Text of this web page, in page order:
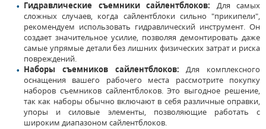
Гидравлические съемники сайлентблоков: Для самых
сложных случаев, когда сайлентблоки сильно "прикипели",
рекомендуем использовать гидравлический инструмент. Он
создает значительное усилие, позволяя демонтировать даже
самые упрямые детали без лишних физических затрат и риска
повреждений.
Наборы съемников сайлентблоков: Для комплексного
оснащения вашего рабочего места рассмотрите покупку
наборов съемников сайлентблоков. Это выгодное решение,
так как наборы обычно включают в себя различные оправки,
упоры и силовые элементы, позволяющие работать с
широким диапазоном сайлентблоков.